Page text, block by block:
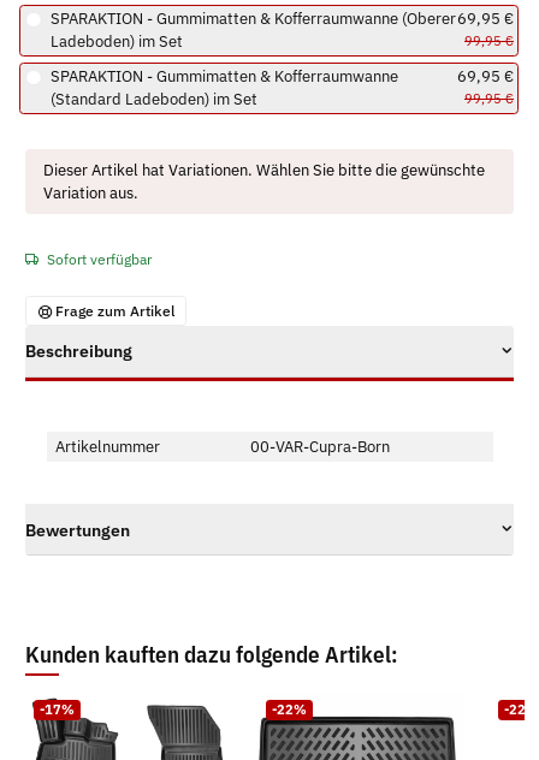
SPARAKTION - Gummimatten & Kofferraumwanne (Oberer
Ladeboden) im Set
69,95 €
99,95 €
SPARAKTION - Gummimatten & Kofferraumwanne
(Standard Ladeboden) im Set
69,95 €
99,95 €
x
Dieser Artikel hat Variationen. Wählen Sie bitte die gewünschte
Variation aus.
Sofort verfügbar
Frage zum Artikel
Beschreibung
Artikelnummer 00-VAR-Cupra-Born
Bewertungen
Kunden kauften dazu folgende Artikel:
-17% -22% -22%